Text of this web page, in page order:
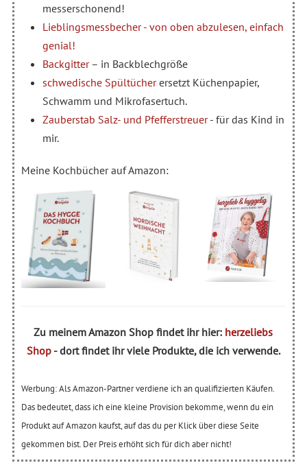
messerschonend!
Lieblingsmessbecher - von oben abzulesen, einfach
genial!
Backgitter– in Backblechgröße
schwedische Spültücherersetzt Küchenpapier,
Schwamm und Mikrofasertuch.
Zauberstab Salz- und Pfefferstreuer- für das Kind in
mir.
Meine Kochbücher auf Amazon:
Zu meinem Amazon Shop findet ihr hier: herzeliebs
Shop- dort findet ihr viele Produkte, die ich verwende.
Werbung: Als Amazon-Partner verdiene ich an qualifizierten Käufen.
Das bedeutet, dass ich eine kleine Provision bekomme, wenn du ein
Produkt auf Amazon kaufst, auf das du per Klick über diese Seite
gekommen bist. Der Preis erhöht sich für dich aber nicht!